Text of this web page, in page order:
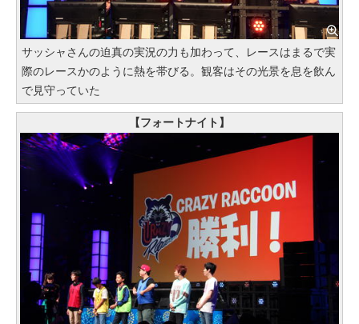
サッシャさんの迫真の実況の力も加わって、レースはまるで実
際のレースかのように熱を帯びる。観客はその光景を息を飲ん
で見守っていた
【フォートナイト】